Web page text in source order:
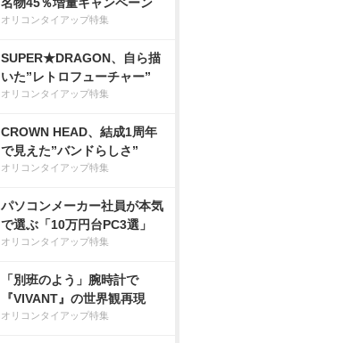
オリコンタイアップ特集
SUPER★DRAGON、自ら描
いた”レトロフューチャー”
オリコンタイアップ特集
CROWN HEAD、結成1周年
で見えた”バンドらしさ”
オリコンタイアップ特集
パソコンメーカー社員が本気
で選ぶ「10万円台PC3選」
オリコンタイアップ特集
「別班のよう」腕時計で
『VIVANT』の世界観再現
オリコンタイアップ特集